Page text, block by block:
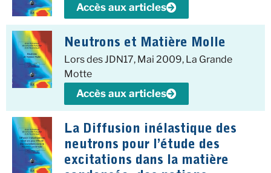
Accès aux articles
Neutrons et Matière Molle
Lors des JDN17, Mai 2009, La Grande
Motte
Accès aux articles
La Diffusion inélastique des
neutrons pour l’étude des
excitations dans la matière